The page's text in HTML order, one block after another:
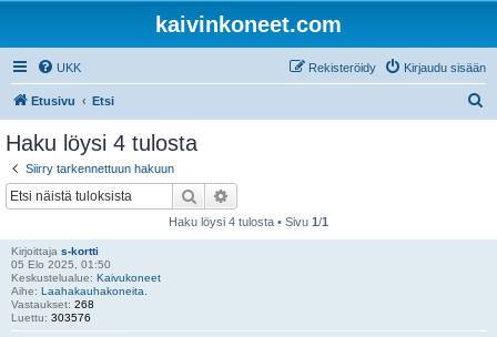
kaivinkoneet.com
UKK Kirjaudu sisään
Rekisteröidy
Etusivu Etsi
Haku löysi 4 tulosta
Siirry tarkennettuun hakuun
Etsi
Haku löysi 4 tulosta • Sivu 1/1
Kirjoittaja s-kortti
05 Elo 2025, 01:50
Keskustelualue: Kaivukoneet
Aihe: Laahakauhakoneita.
Vastaukset: 268
Luettu: 303576